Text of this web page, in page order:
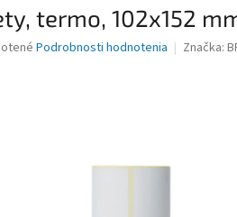
termo, 102x152
Podrobnosti hodnotenia Značka: